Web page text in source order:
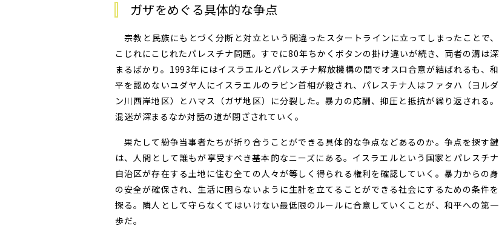
ガザをめぐる具体的な争点
宗教と民族にもとづく分断と対立という間違ったスタートラインに立ってしまったことで、
こじれにこじれたパレスチナ問題。すでに80年ちかくボタンの掛け違いが続き、両者の溝は深
まるばかり。1993年にはイスラエルとパレスチナ解放機構の間でオスロ合意が結ばれるも、和
平を認めないユダヤ人にイスラエルのラビン首相が殺され、パレスチナ人はファタハ（ヨルダ
ン川西岸地区）とハマス（ガザ地区）に分裂した。暴力の応酬、抑圧と抵抗が繰り返される。
混迷が深まるなか対話の道が閉ざされていく。
果たして紛争当事者たちが折り合うことができる具体的な争点などあるのか。争点を探す鍵
は、人間として誰もが享受すべき基本的なニーズにある。イスラエルという国家とパレスチナ
自治区が存在する土地に住む全ての人々が等しく得られる権利を確認していく。暴力からの身
の安全が確保され、生活に困らないように生計を立てることができる社会にするための条件を
探る。隣人として守らなくてはいけない最低限のルールに合意していくことが、和平への第一
歩だ。